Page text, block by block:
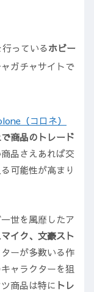
っているホビー
ガチャサイトで
（コロネ）
商品のトレード
品さえあれば交
可能性が高まり
世を風靡したア
イク、文豪スト
ーが多数いる作
ャラクターを狙
商品は特に トレ